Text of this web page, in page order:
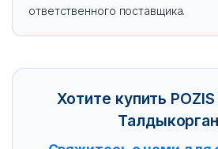
ответственного поставщика.
Хотите купить